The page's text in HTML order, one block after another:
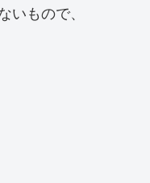
もので、